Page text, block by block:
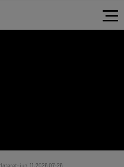
juni 11, 2026 07:26